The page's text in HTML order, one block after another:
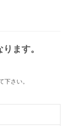
ます。
さい。